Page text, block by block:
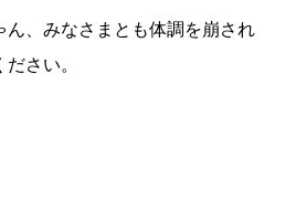
ん、みなさまとも体調を崩され
さい。